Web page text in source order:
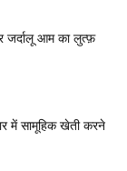
जर्दालू आम का लुत्फ़
में सामूहिक खेती करने